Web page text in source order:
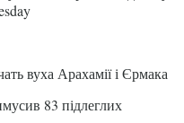
вуха Арахамії і Єрмака
83 підлеглих